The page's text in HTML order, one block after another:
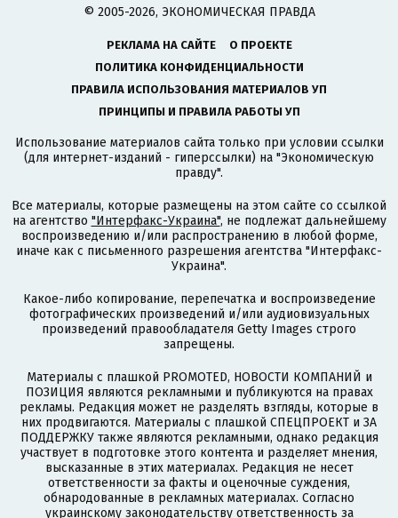
© 2005-2026, ЭКОНОМИЧЕСКАЯ ПРАВДА
РЕКЛАМА НА САЙТЕ
О ПРОЕКТЕ
ПОЛИТИКА КОНФИДЕНЦИАЛЬНОСТИ
ПРАВИЛА ИСПОЛЬЗОВАНИЯ МАТЕРИАЛОВ УП
ПРИНЦИПЫ И ПРАВИЛА РАБОТЫ УП
Использование материалов сайта только при условии ссылки
(для интернет-изданий - гиперссылки) на "Экономическую
правду".
Все материалы, которые размещены на этом сайте со ссылкой
на агентство "Интерфакс-Украина", не подлежат дальнейшему
воспроизведению и/или распространению в любой форме,
иначе как с письменного разрешения агентства "Интерфакс-
Украина".
Какое-либо копирование, перепечатка и воспроизведение
фотографических произведений и/или аудиовизуальных
произведений правообладателя Getty Images строго
запрещены.
Материалы с плашкой PROMOTED, НОВОСТИ КОМПАНИЙ и
ПОЗИЦИЯ являются рекламными и публикуются на правах
рекламы. Редакция может не разделять взгляды, которые в
них продвигаются. Материалы с плашкой СПЕЦПРОЕКТ и ЗА
ПОДДЕРЖКУ также являются рекламными, однако редакция
участвует в подготовке этого контента и разделяет мнения,
высказанные в этих материалах. Редакция не несет
ответственности за факты и оценочные суждения,
обнародованные в рекламных материалах. Согласно
украинскому законодательству ответственность за